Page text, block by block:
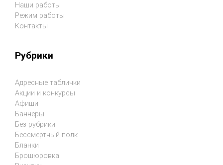
Наши работы
Режим работы
Контакты
Рубрики
Адресные таблички
Акции и конкурсы
Афиши
Баннеры
Без рубрики
Бессмертный полк
Бланки
Брошюровка